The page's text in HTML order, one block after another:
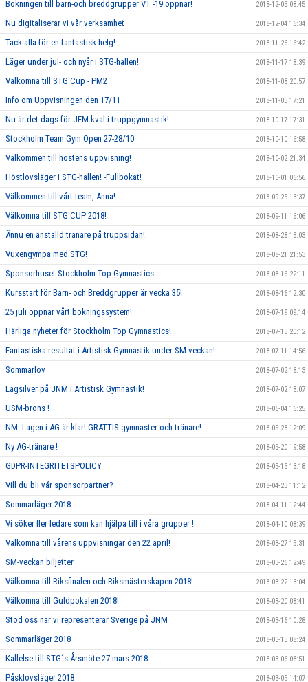
Bokningen till barn-och breddgrupper VT -19 öppnar! 2018-12-05 08:45
Nu digitaliserar vi vår verksamhet 2018-12-04 16:34
Tack alla för en fantastisk helg! 2018-11-26 16:42
Läger under jul- och nyår i STG-hallen! 2018-11-17 18:39
Välkomna till STG Cup - PM2 2018-11-08 20:57
Info om Uppvisningen den 17/11 2018-11-05 17:21
Nu är det dags för JEM-kval i truppgymnastik! 2018-10-17 17:31
Stockholm Team Gym Open 27-28/10 2018-10-10 16:58
Välkommen till höstens uppvisning! 2018-10-02 21:34
Höstlovsläger i STG-hallen! -Fullbokat! 2018-10-01 06:56
Välkommen till vårt team, Anna! 2018-09-25 13:37
Välkomna till STG CUP 2018! 2018-09-11 16:06
Ännu en anställd tränare på truppsidan! 2018-08-28 13:03
Vuxengympa med STG! 2018-08-21 21:53
Sponsorhuset-Stockholm Top Gymnastics 2018-08-16 22:11
Kursstart för Barn- och Breddgrupper är vecka 35! 2018-08-16 12:30
25 juli öppnar vårt bokningssystem! 2018-07-19 09:14
Härliga nyheter för Stockholm Top Gymnastics! 2018-07-15 20:12
Fantastiska resultat i Artistisk Gymnastik under SM-veckan! 2018-07-11 14:56
Sommarlov 2018-07-02 18:13
Lagsilver på JNM i Artistisk Gymnastik! 2018-07-02 18:07
USM-brons ! 2018-06-04 16:25
NM- Lagen i AG är klar! GRATTIS gymnaster och tränare! 2018-05-28 12:09
Ny AG-tränare ! 2018-05-20 19:58
GDPR-INTEGRITETSPOLICY 2018-05-15 13:18
Vill du bli vår sponsorpartner? 2018-04-23 11:12
Sommarläger 2018 2018-04-11 12:44
Vi söker fler ledare som kan hjälpa till i våra grupper ! 2018-04-10 08:39
Välkomna till vårens uppvisningar den 22 april! 2018-03-27 15:31
SM-veckan biljetter 2018-03-26 12:49
Välkomna till Riksfinalen och Riksmästerskapen 2018! 2018-03-22 13:04
Välkomna till Guldpokalen 2018! 2018-03-20 08:41
Stöd oss när vi representerar Sverige på JNM 2018-03-16 10:28
Sommarläger 2018 2018-03-15 08:24
Kallelse till STG´s Årsmöte 27 mars 2018 2018-03-06 08:51
Påsklovsläger 2018 2018-03-05 14:07